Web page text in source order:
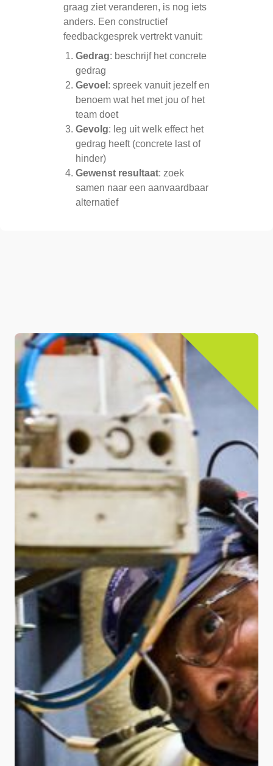
graag ziet veranderen, is nog iets
anders. Een constructief
feedbackgesprek vertrekt vanuit:
Gedrag: beschrijf het concrete
gedrag
Gevoel : spreek vanuit jezelf en
benoem wat het met jou of het
team doet
Gevolg: leg uit welk effect het
gedrag heeft (concrete last of
hinder)
Gewenst resultaat: zoek
samen naar een aanvaardbaar
alternatief